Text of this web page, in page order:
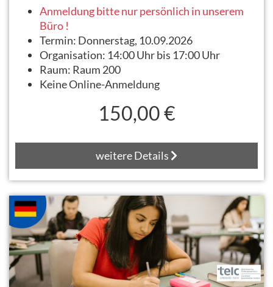
Anmeldung bitte nur persönlich in unserem
Büro !
Termin: Donnerstag, 10.09.2026
Organisation: 14:00 Uhr bis 17:00 Uhr
Raum: Raum 200
Keine Online-Anmeldung
150,00 €
weitere Details